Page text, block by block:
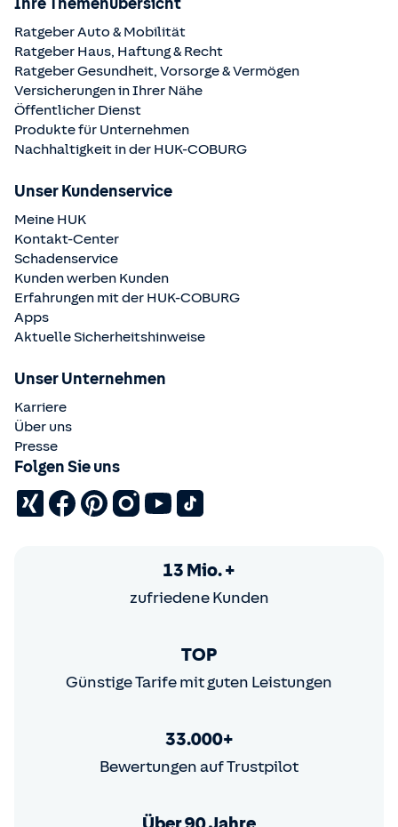
Ihre Themenübersicht
Ratgeber Auto & Mobilität
Ratgeber Haus, Haftung & Recht
Ratgeber Gesundheit, Vorsorge & Vermögen
Versicherungen in Ihrer Nähe
Öffentlicher Dienst
Produkte für Unternehmen
Nachhaltigkeit in der HUK-COBURG
Unser Kundenservice
Meine HUK
Kontakt-Center
Schadenservice
Kunden werben Kunden
Erfahrungen mit der HUK-COBURG
Apps
Aktuelle Sicherheitshinweise
Unser Unternehmen
Karriere
Über uns
Presse
Folgen Sie uns
13 Mio. +
zufriedene Kunden
TOP
Günstige Tarife mit guten Leistungen
33.000+
Bewertungen auf Trustpilot
Über 90 Jahre